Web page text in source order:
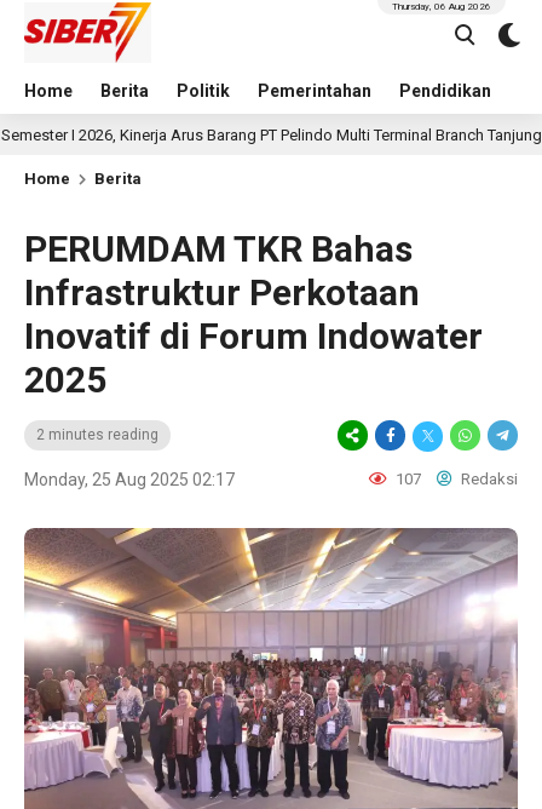
Home Berita Politik Pemerintahan Pendidikan
Thursday, 06 Aug 2026
Kinerja Arus Barang PT Pelindo Multi Terminal Branch Tanjung Emas
Home Berita
PERUMDAM TKR Bahas
Infrastruktur Perkotaan
Inovatif di Forum Indowater
2025
2 minutes reading
Monday, 25 Aug 2025 02:17 107 Redaksi